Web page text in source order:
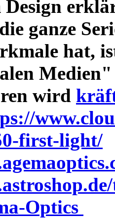
ganze
hat,
Medien"
wird
first-light/
Optics